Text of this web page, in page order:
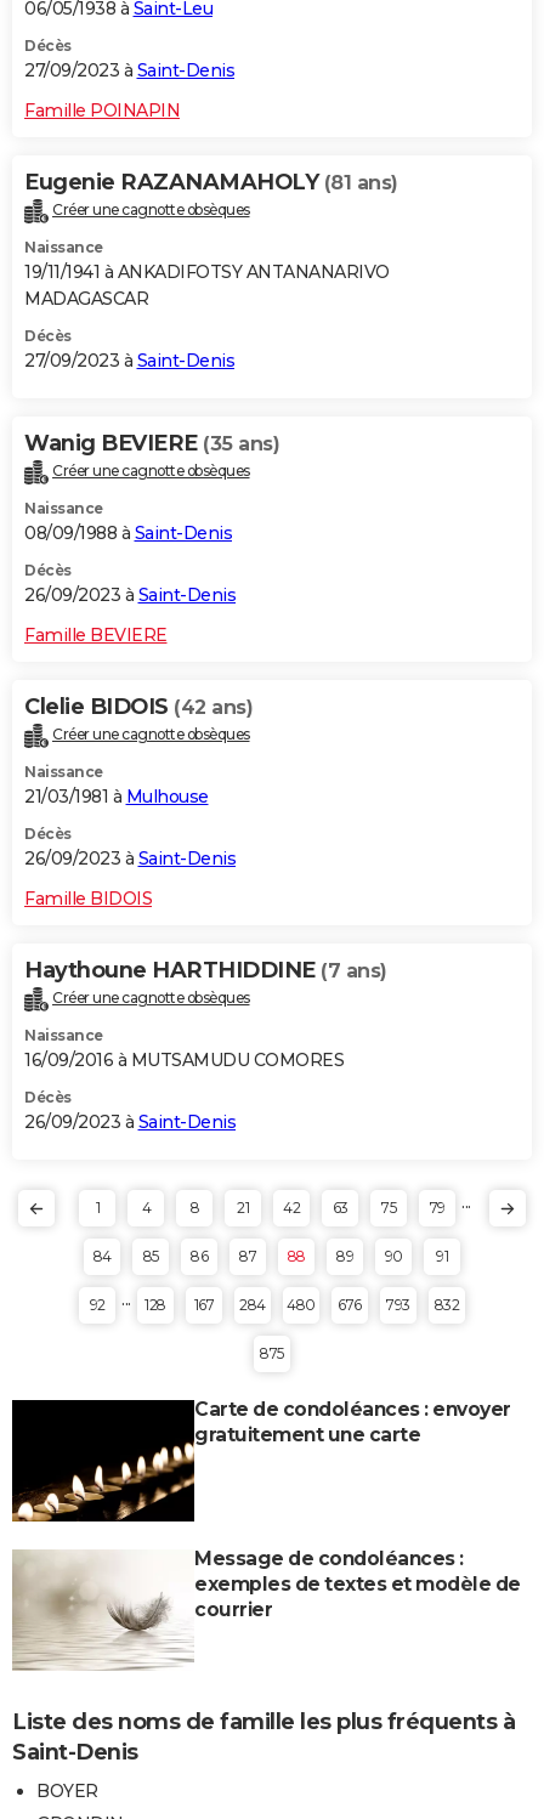
06/05/1938 à Saint-Leu
Décès
27/09/2023 à Saint-Denis
Famille POINAPIN
Eugenie RAZANAMAHOLY (81 ans)
Créer une cagnotte obsèques
Naissance
19/11/1941 à ANKADIFOTSY ANTANANARIVO
MADAGASCAR
Décès
27/09/2023 à Saint-Denis
Wanig BEVIERE (35 ans)
Créer une cagnotte obsèques
Naissance
08/09/1988 à Saint-Denis
Décès
26/09/2023 à Saint-Denis
Famille BEVIERE
Clelie BIDOIS (42 ans)
Créer une cagnotte obsèques
Naissance
21/03/1981 à Mulhouse
Décès
26/09/2023 à Saint-Denis
Famille BIDOIS
Haythoune HARTHIDDINE (7 ans)
Créer une cagnotte obsèques
Naissance
16/09/2016 à MUTSAMUDU COMORES
Décès
26/09/2023 à Saint-Denis
1 4 8 21 42 63 75 79 ...
84 85 86 87 88 89 90 91
92 ... 128 167 284 480 676 793 832
875
Carte de condoléances : envoyer
gratuitement une carte
Message de condoléances :
exemples de textes et modèle de
courrier
Liste des noms de famille les plus fréquents à
Saint-Denis
BOYER